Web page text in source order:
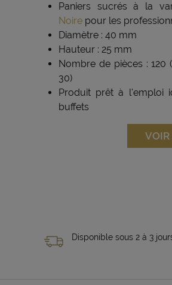
Paniers sucrés à la
Noire pour les
Diamètre : 40 mm
Hauteur : 25 mm
Nombre de pièces : 120
30)
Produit prêt à l'emploi
buffets
VOIR
Disponible sous 2 à 3